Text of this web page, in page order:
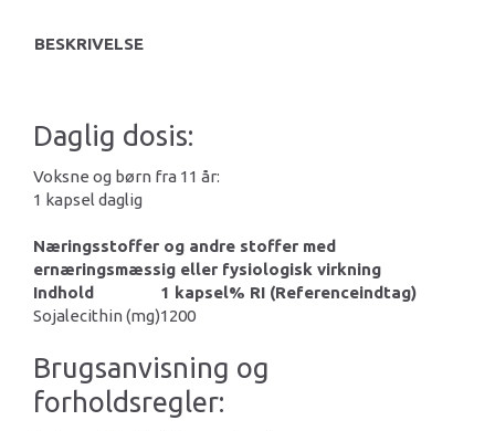
BESKRIVELSE
Daglig dosis:
Voksne og børn fra 11 år:
1 kapsel daglig
Næringsstoffer og andre stoffer med
ernæringsmæssig eller fysiologisk virkning
Indhold
1 kapsel% RI (Referenceindtag)
Sojalecithin (mg)1200
Brugsanvisning og
forholdsregler: